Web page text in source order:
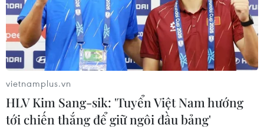
vietnamplus.vn
HLV Kim Sang-sik: 'Tuyển Việt Nam hướng
tới chiến thắng để giữ ngôi đầu bảng'